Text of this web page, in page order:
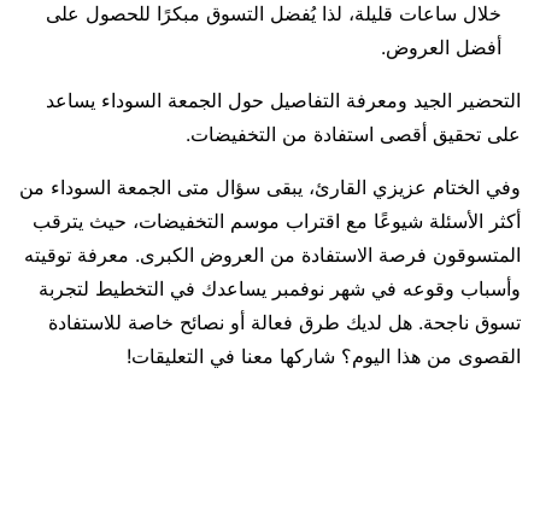
خلال ساعات قليلة، لذا يُفضل التسوق مبكرًا للحصول على
أفضل العروض.
التحضير الجيد ومعرفة التفاصيل حول الجمعة السوداء يساعد
على تحقيق أقصى استفادة من التخفيضات.
وفي الختام عزيزي القارئ، يبقى سؤال متى الجمعة السوداء من
أكثر الأسئلة شيوعًا مع اقتراب موسم التخفيضات، حيث يترقب
المتسوقون فرصة الاستفادة من العروض الكبرى. معرفة توقيته
وأسباب وقوعه في شهر نوفمبر يساعدك في التخطيط لتجربة
تسوق ناجحة. هل لديك طرق فعالة أو نصائح خاصة للاستفادة
القصوى من هذا اليوم؟ شاركها معنا في التعليقات!